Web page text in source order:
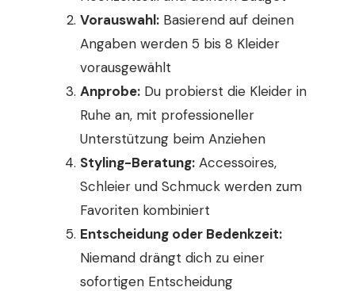
Vorauswahl: Basierend auf deinen
Angaben werden 5 bis 8 Kleider
vorausgewählt
Anprobe: Du probierst die Kleider in
Ruhe an, mit professioneller
Unterstützung beim Anziehen
Styling-Beratung: Accessoires,
Schleier und Schmuck werden zum
Favoriten kombiniert
Entscheidung oder Bedenkzeit:
Niemand drängt dich zu einer
sofortigen Entscheidung